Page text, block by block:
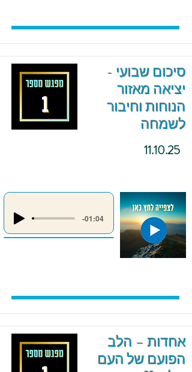
סיכום שבועי -
יציאה מאזור
הנוחות וחיבור
לשמחה
11.10.25
-01:04
אחדות – הלב
הפועם של העם